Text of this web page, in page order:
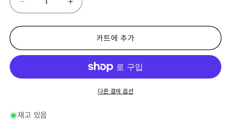
2
류
약
한
립-46
(제
2
류
약
한
카트에 추가
다른 결제 옵션
재고 있음